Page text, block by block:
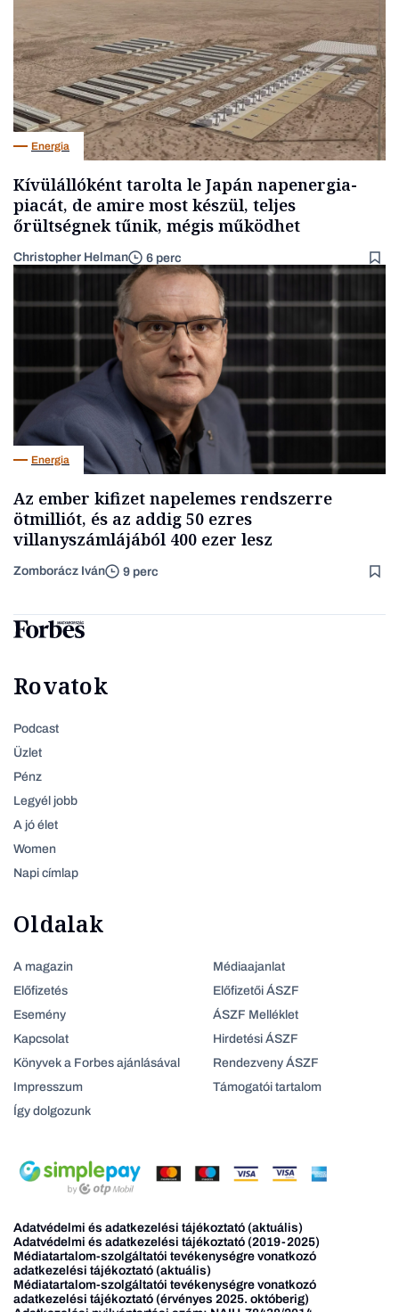
Energia
Kívülállóként tarolta le Japán napenergia-
piacát, de amire most készül, teljes
őrültségnek tűnik, mégis működhet
Christopher Helman 6 perc
Energia
Az ember kifizet napelemes rendszerre
ötmilliót, és az addig 50 ezres
villanyszámlájából 400 ezer lesz
Zomborácz Iván 9 perc
Rovatok
Podcast
Üzlet
Pénz
Legyél jobb
A jó élet
Women
Napi címlap
Oldalak
A magazin
Előfizetés
Esemény
Kapcsolat
Könyvek a Forbes ajánlásával
Impresszum
Így dolgozunk
Médiaajanlat
Előfizetői ÁSZF
ÁSZF Melléklet
Hirdetési ÁSZF
Rendezveny ÁSZF
Támogatói tartalom
Adatvédelmi és adatkezelési tájékoztató (aktuális)
Adatvédelmi és adatkezelési tájékoztató (2019-2025)
Médiatartalom-szolgáltatói tevékenységre vonatkozó
adatkezelési tájékoztató (aktuális)
Médiatartalom-szolgáltatói tevékenységre vonatkozó
adatkezelési tájékoztató (érvényes 2025. októberig)